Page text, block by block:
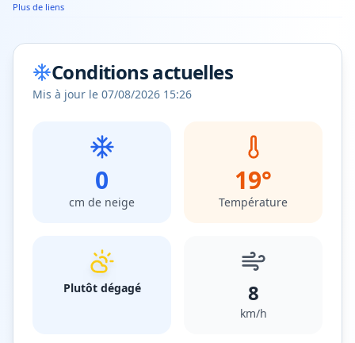
Plus de liens
Conditions actuelles
Mis à jour le 07/08/2026 15:26
0
cm de neige
19°
Température
Plutôt dégagé 8
km/h